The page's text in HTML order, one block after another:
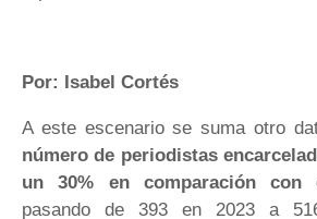
Por: Isabel Cortés
A este escenario se suma otro
número de periodistas
un 30% en comparación con
pasando de 393 en 2023 a